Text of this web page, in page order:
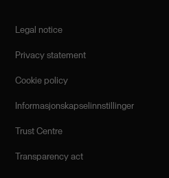
Legal notice
Privacy statement
Cookie policy
Informasjonskapselinnstillinger
Trust Centre
Transparency act